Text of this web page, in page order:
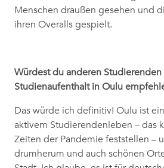
Menschen draußen gesehen und
ihren Overalls gespielt.
Würdest du anderen
Studienaufenthalt in Oulu
Das würde ich definitiv! Oulu ist
aktivem Studierendenleben – das
Zeiten der Pandemie feststellen –
drumherum und auch schönen